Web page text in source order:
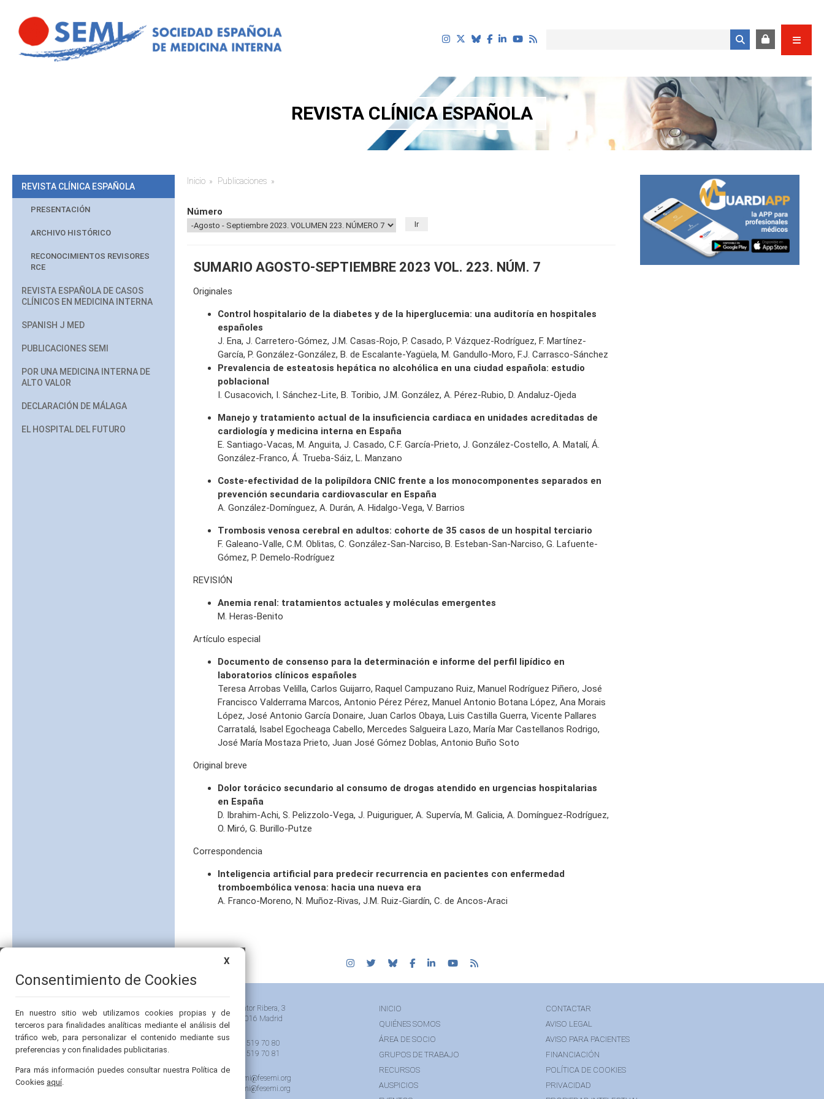
REVISTA CLÍNICA ESPAÑOLA
REVISTA CLÍNICA ESPAÑOLA
PRESENTACIÓN
ARCHIVO HISTÓRICO
RECONOCIMIENTOS REVISORES
RCE
REVISTA ESPAÑOLA DE CASOS
CLÍNICOS EN MEDICINA INTERNA
SPANISH J MED
PUBLICACIONES SEMI
POR UNA MEDICINA INTERNA DE
ALTO VALOR
DECLARACIÓN DE MÁLAGA
EL HOSPITAL DEL FUTURO
Usted está aquí
Inicio Publicaciones
Número
SUMARIO AGOSTO-SEPTIEMBRE 2023 VOL. 223. NÚM. 7
Originales
Control hospitalario de la diabetes y de la hiperglucemia: una auditoría en hospitales
españoles
J. Ena, J. Carretero-Gómez, J.M. Casas-Rojo, P. Casado, P. Vázquez-Rodríguez, F. Martínez-
García, P. González-González, B. de Escalante-Yagüela, M. Gandullo-Moro, F.J. Carrasco-Sánchez
Prevalencia de esteatosis hepática no alcohólica en una ciudad española: estudio
poblacional
I. Cusacovich, I. Sánchez-Lite, B. Toribio, J.M. González, A. Pérez-Rubio, D. Andaluz-Ojeda
Manejo y tratamiento actual de la insuficiencia cardiaca en unidades acreditadas de
cardiología y medicina interna en España
E. Santiago-Vacas, M. Anguita, J. Casado, C.F. García-Prieto, J. González-Costello, A. Matalí, Á.
González-Franco, Á. Trueba-Sáiz, L. Manzano
Coste-efectividad de la polipíldora CNIC frente a los monocomponentes separados en
prevención secundaria cardiovascular en España
A. González-Domínguez, A. Durán, A. Hidalgo-Vega, V. Barrios
Trombosis venosa cerebral en adultos: cohorte de 35 casos de un hospital terciario
F. Galeano-Valle, C.M. Oblitas, C. González-San-Narciso, B. Esteban-San-Narciso, G. Lafuente-
Gómez, P. Demelo-Rodríguez
REVISIÓN
Anemia renal: tratamientos actuales y moléculas emergentes
M. Heras-Benito
Artículo especial
Documento de consenso para la determinación e informe del perfil lipídico en
laboratorios clínicos españoles
Teresa Arrobas Velilla, Carlos Guijarro, Raquel Campuzano Ruiz, Manuel Rodríguez Piñero, José
Francisco Valderrama Marcos, Antonio Pérez Pérez, Manuel Antonio Botana López, Ana Morais
López, José Antonio García Donaire, Juan Carlos Obaya, Luis Castilla Guerra, Vicente Pallares
Carratalá, Isabel Egocheaga Cabello, Mercedes Salgueira Lazo, María Mar Castellanos Rodrigo,
José María Mostaza Prieto, Juan José Gómez Doblas, Antonio Buño Soto
Original breve
Dolor torácico secundario al consumo de drogas atendido en urgencias hospitalarias
en España
D. Ibrahim-Achi, S. Pelizzolo-Vega, J. Puiguriguer, A. Supervía, M. Galicia, A. Domínguez-Rodríguez,
O. Miró, G. Burillo-Putze
Correspondencia
Inteligencia artificial para predecir recurrencia en pacientes con enfermedad
tromboembólica venosa: hacia una nueva era
A. Franco-Moreno, N. Muñoz-Rivas, J.M. Ruiz-Giardín, C. de Ancos-Araci
Pintor Ribera, 3
28016 Madrid
91 519 70 80
91 519 70 81
semi@fesemi.org
femi@fesemi.org
INICIO
QUIÉNES SOMOS
ÁREA DE SOCIO
GRUPOS DE TRABAJO
RECURSOS
AUSPICIOS
CONTACTAR
AVISO LEGAL
AVISO PARA PACIENTES
FINANCIACIÓN
POLÍTICA DE COOKIES
PRIVACIDAD
X
Consentimiento de Cookies
En nuestro sitio web utilizamos cookies propias y de
terceros para finalidades analíticas mediante el análisis del
tráfico web, para personalizar el contenido mediante sus
preferencias y con finalidades publicitarias.
Para más información puedes consultar nuestra Política de
Cookies aquí.